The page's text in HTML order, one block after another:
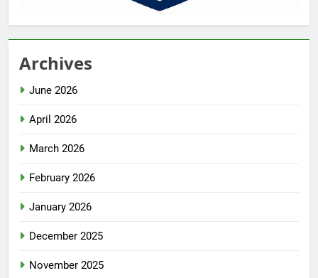
Archives
June 2026
April 2026
March 2026
February 2026
January 2026
December 2025
November 2025